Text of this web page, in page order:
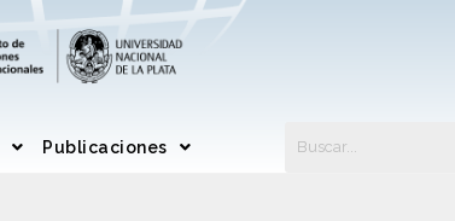
Publicaciones